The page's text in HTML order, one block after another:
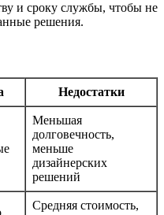
и сроку службы, чтобы не
решения.
Недостатки
Меньшая
долговечность,
меньше
дизайнерских
решений
Средняя стоимость,